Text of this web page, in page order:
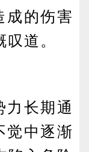
成的伤害
道。
长期通
觉中逐渐